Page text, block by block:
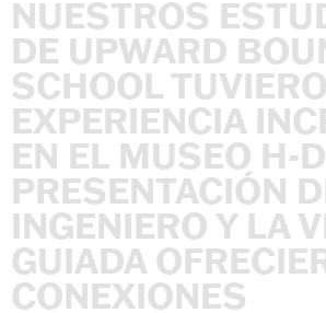
NUESTROS
DE UPWARD
SCHOOL
EXPERIENCIA
EN EL MUSEO H-
PRESENTACIÓN
INGENIERO Y LA
GUIADA
CONEXIONES